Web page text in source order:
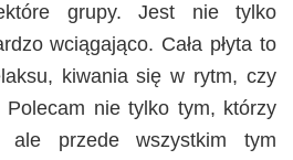
grupy. Jest nie tylko
wciągająco. Cała płyta to
kiwania się w rytm, czy
Polecam nie tylko tym, którzy
ale przede wszystkim tym